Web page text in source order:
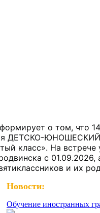
о том, что
ДЕТСКО-
класс». На
с
и их
Новости:
Обучение иностранных